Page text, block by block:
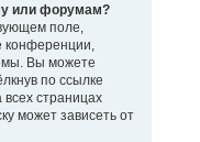
или форумам?
поле,
конференции,
Вы можете
по ссылке
страницах
может зависеть от